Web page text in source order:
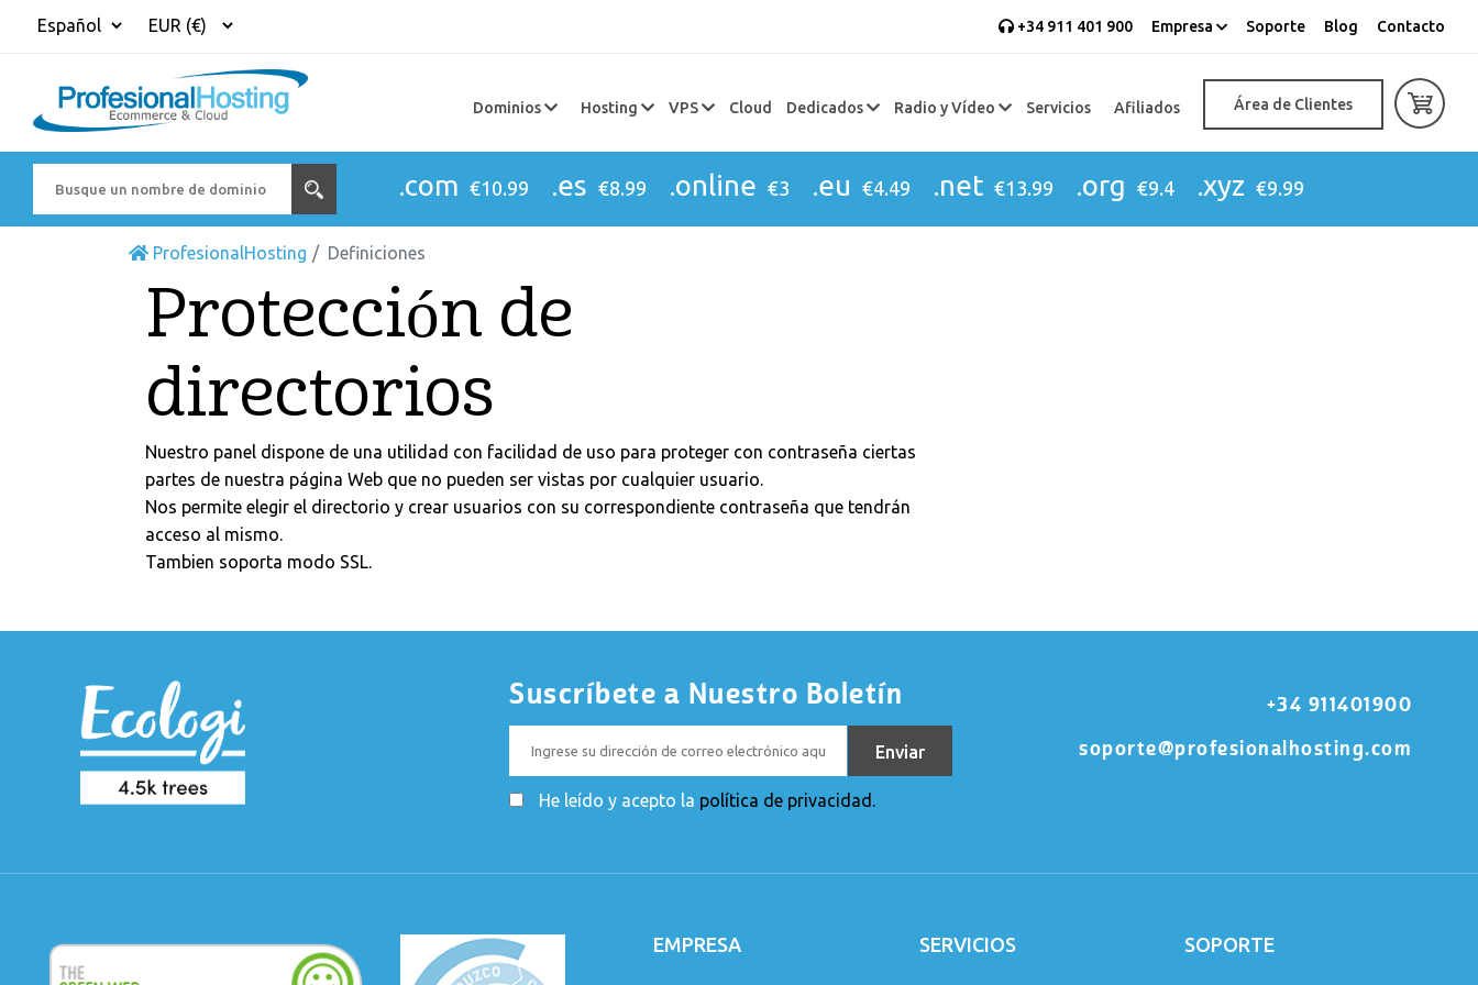
+34 911 401 900 Empresa Soporte Blog Contacto
Dominios Hosting VPS Cloud Dedicados Radio y Vídeo Servicios Afiliados Área de Clientes
.com €10.99 .es €8.99 .online €3 .eu €4.49 .net €13.99 .org €9.4 .xyz €9.99
ProfesionalHosting Definiciones
Protección de
directorios
Nuestro panel dispone de una utilidad con facilidad de uso para proteger con contraseña ciertas
partes de nuestra página Web que no pueden ser vistas por cualquier usuario.
Nos permite elegir el directorio y crear usuarios con su correspondiente contraseña que tendrán
acceso al mismo.
Tambien soporta modo SSL.
Suscríbete a Nuestro Boletín
He leído y acepto la política de privacidad.
+34 911401900
soporte@profesionalhosting.com
EMPRESA SERVICIOS SOPORTE